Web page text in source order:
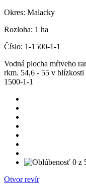
Okres: Malacky
Rozloha: 1 ha
Číslo: 1-1500-1-1
Vodná plocha mŕtveho
rkm. 54,6 - 55 v
1500-1-1
Otvor revír